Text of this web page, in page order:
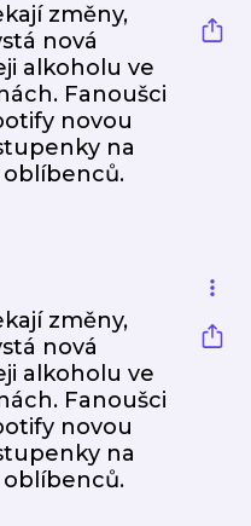
změny,
nová
alkoholu ve
Fanoušci
novou
na
oblíbenců.
změny,
nová
alkoholu ve
Fanoušci
novou
na
oblíbenců.